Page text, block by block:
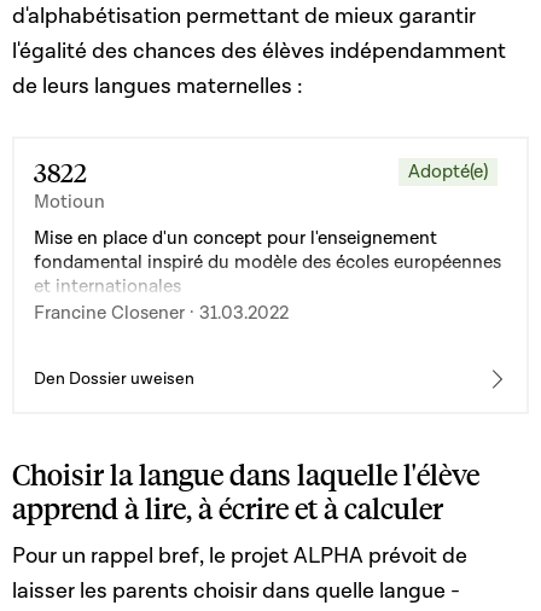
d'alphabétisation permettant de mieux garantir
l'égalité des chances des élèves indépendamment
de leurs langues maternelles :
3822
Motioun
Adopté(e)
Mise en place d'un concept pour l'enseignement
fondamental inspiré du modèle des écoles européennes
et internationales
Francine Closener · 31.03.2022
Den Dossier uweisen
Choisir la langue dans laquelle l'élève
apprend à lire, à écrire et à calculer
Pour un rappel bref, le projet ALPHA prévoit de
laisser les parents choisir dans quelle langue -